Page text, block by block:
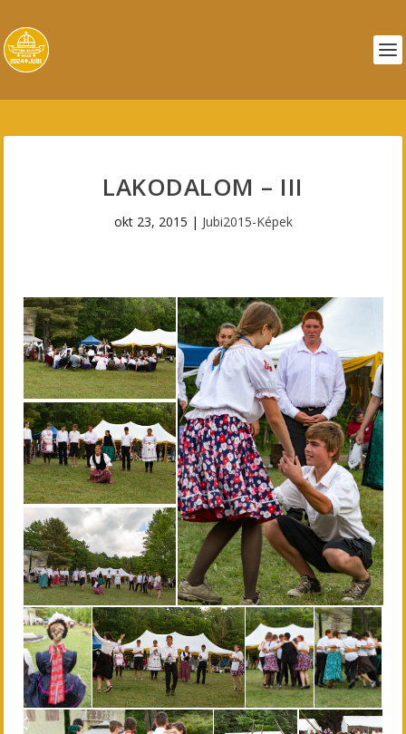
LAKODALOM – III
okt 23, 2015 | Jubi2015-Képek